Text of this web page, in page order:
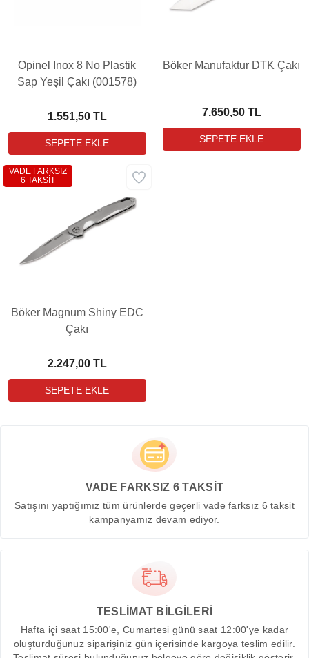
Opinel Inox 8 No Plastik
Sap Yeşil Çakı (001578)
1.551,50 TL
Böker Manufaktur DTK Çakı
7.650,50 TL
Böker Magnum Shiny EDC
Çakı
2.247,00 TL
VADE FARKSIZ
6 TAKSİT
VADE FARKSIZ 6 TAKSİT
Satışını yaptığımız tüm ürünlerde geçerli vade farksız 6 taksit
kampanyamız devam ediyor.
TESLİMAT BİLGİLERİ
Hafta içi saat 15:00'e, Cumartesi günü saat 12:00'ye kadar
oluşturduğunuz siparişiniz gün içerisinde kargoya teslim edilir.